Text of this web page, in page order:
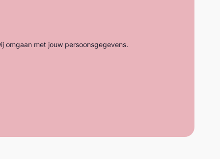
omgaan met jouw persoonsgegevens.